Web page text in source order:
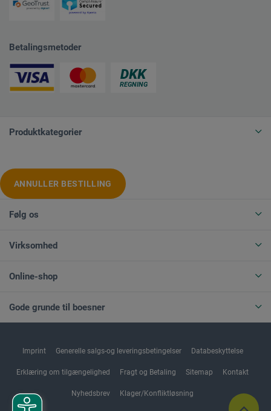
Betalingsmetoder
Produktkategorier
ANNULLER BESTILLING
Følg os
Virksomhed
Online-shop
Gode grunde til boesner
Imprint Generelle salgs-og leveringsbetingelser Databeskyttelse
Erklæring om tilgængelighed Fragt og Betaling Sitemap Kontakt
Nyhedsbrev Klager/Konfliktløsning